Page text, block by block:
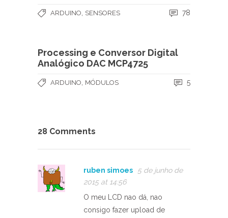
ARDUINO, SENSORES 78
Processing e Conversor Digital
Analógico DAC MCP4725
ARDUINO, MÓDULOS 5
28 Comments
ruben simoes
5 de junho de
2015 at 14:56
O meu LCD nao dá, nao
consigo fazer upload de